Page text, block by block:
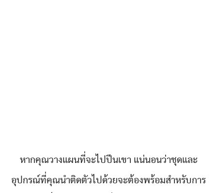
หากคุณวางแผนที่จะไปปีนเขา แน่นอนว่าชุดและ
อุปกรณ์ที่คุณนำติดตัวไปด้วยจะต้องพร้อมสำหรับการ